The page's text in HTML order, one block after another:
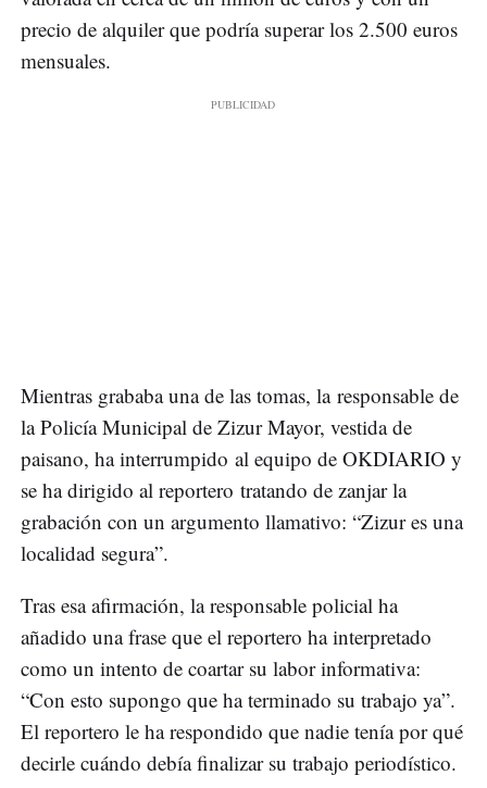
precio de alquiler que podría superar los 2.500 euros
mensuales.
Mientras grababa una de las tomas, la responsable de
la Policía Municipal de Zizur Mayor, vestida de
paisano, ha interrumpido al equipo de OKDIARIO y
se ha dirigido al reportero tratando de zanjar la
grabación con un argumento llamativo: “Zizur es una
localidad segura”.
Tras esa afirmación, la responsable policial ha
añadido una frase que el reportero ha interpretado
como un intento de coartar su labor informativa:
“Con esto supongo que ha terminado su trabajo ya”.
El reportero le ha respondido que nadie tenía por qué
decirle cuándo debía finalizar su trabajo periodístico.